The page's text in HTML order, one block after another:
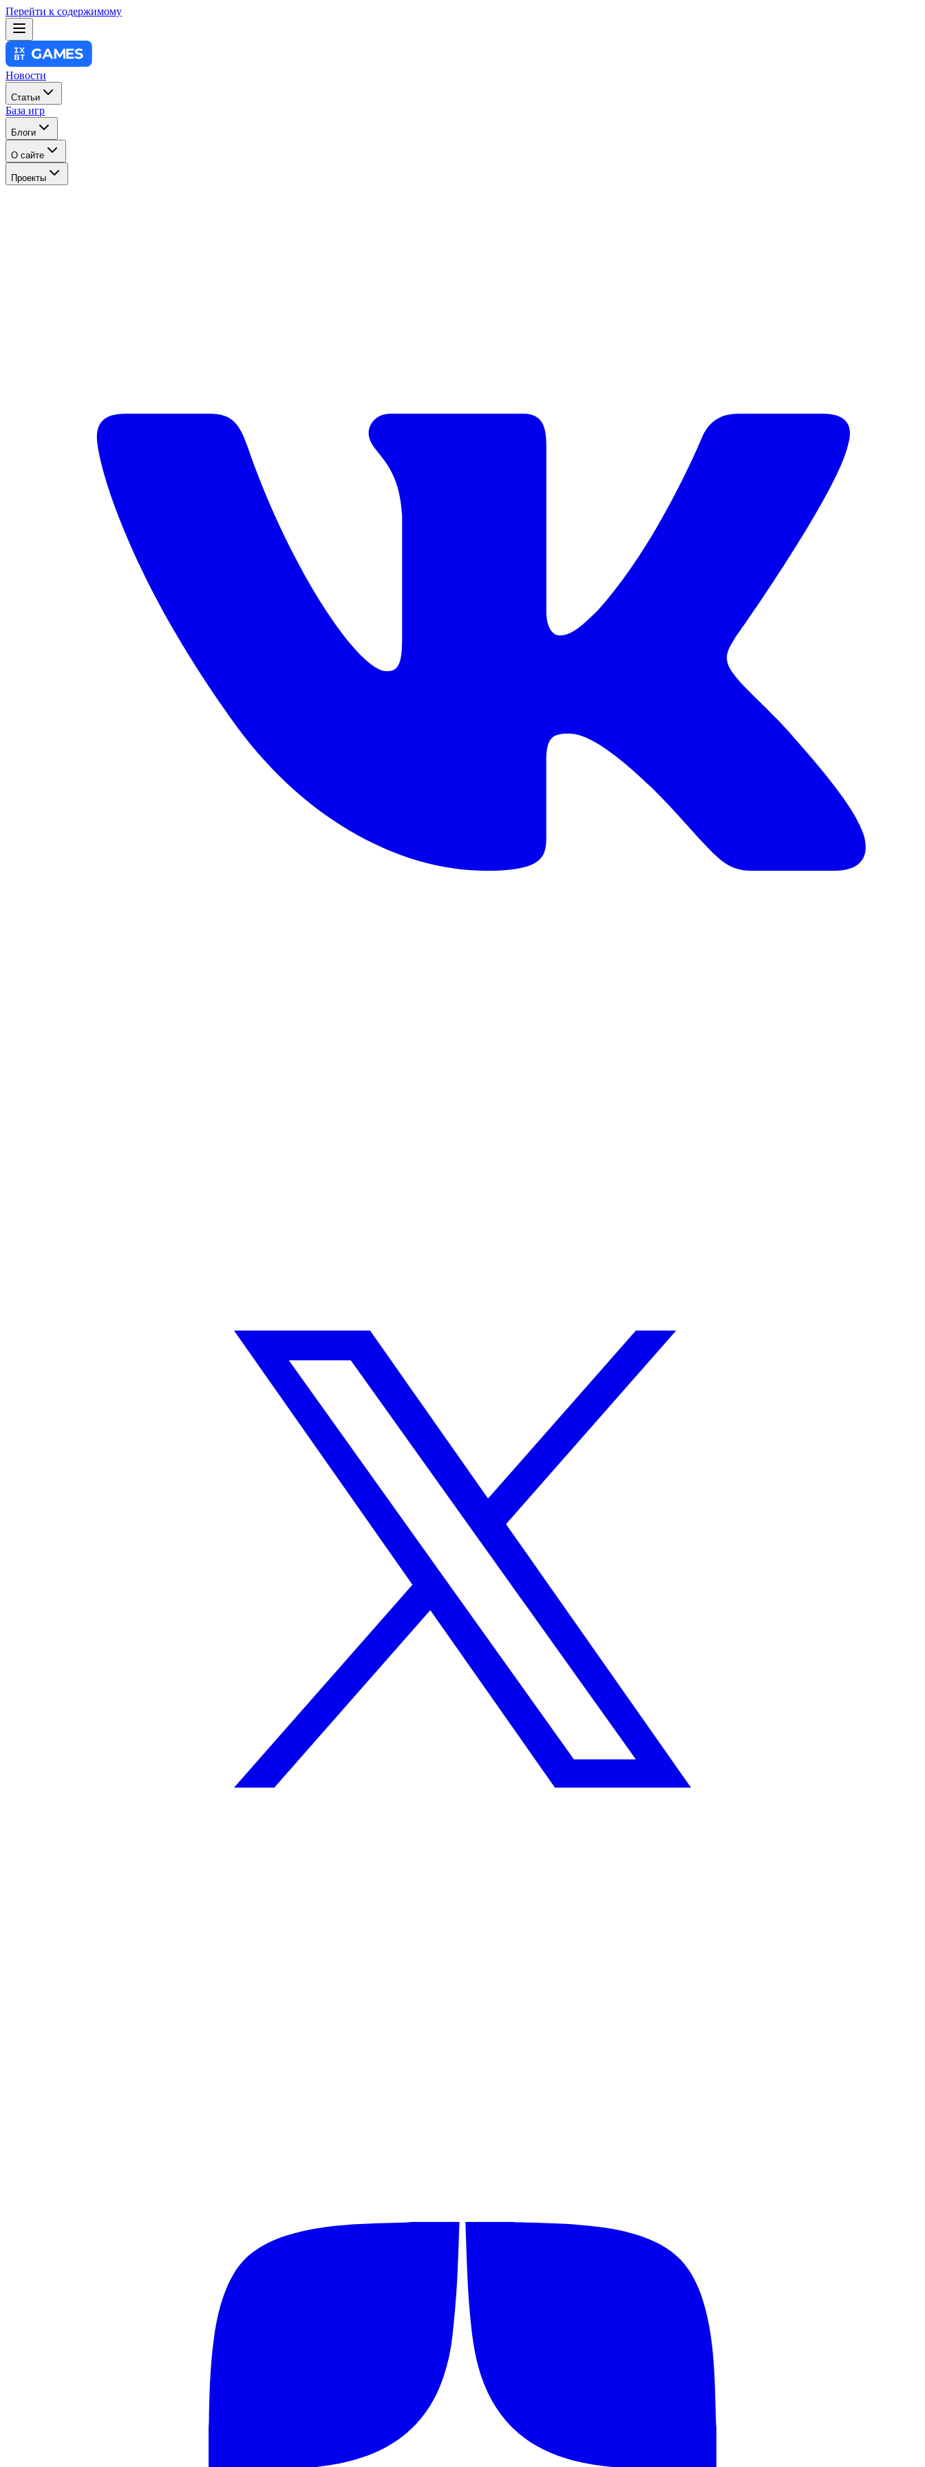
Перейти к содержимому
Новости
Статьи
База игр
Блоги
О сайте
Проекты